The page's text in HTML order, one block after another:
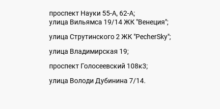
проспект Науки 55-А, 62-А;
улица Вильямса 19/14 ЖК "Венеция";
улица Струтинского 2 ЖК "PecherSky";
улица Владимирская 19;
проспект Голосеевский 108к3;
улица Володи Дубинина 7/14.